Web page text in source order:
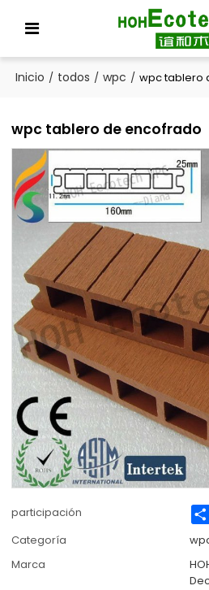
Inicio / todos / wpc / wpc tablero
wpc tablero de encofrado
participación
Categoría
Marca